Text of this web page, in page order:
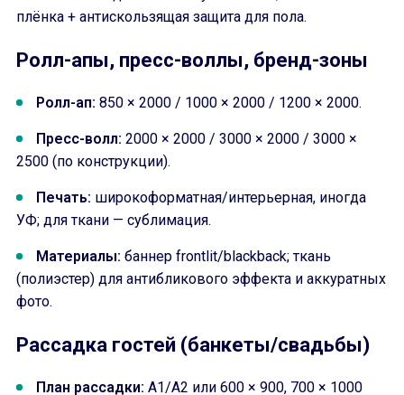
плёнка + антискользящая защита для пола.
Ролл-апы, пресс-воллы, бренд-зоны
Ролл-ап: 850 × 2000 / 1000 × 2000 / 1200 × 2000.
Пресс-волл: 2000 × 2000 / 3000 × 2000 / 3000 ×
2500 (по конструкции).
Печать: широкоформатная/интерьерная, иногда
УФ; для ткани — сублимация.
Материалы: баннер frontlit/blackback; ткань
(полиэстер) для антибликового эффекта и аккуратных
фото.
Рассадка гостей (банкеты/свадьбы)
План рассадки: A1/A2 или 600 × 900, 700 × 1000